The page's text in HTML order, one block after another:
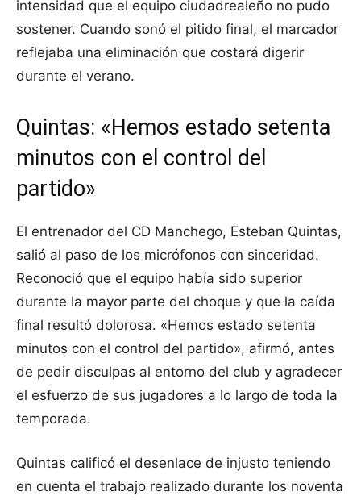
intensidad que el equipo ciudadrealeño no pudo
sostener. Cuando sonó el pitido final, el marcador
reflejaba una eliminación que costará digerir
durante el verano.
Quintas: «Hemos estado setenta
minutos con el control del
partido»
El entrenador del CD Manchego, Esteban Quintas,
salió al paso de los micrófonos con sinceridad.
Reconoció que el equipo había sido superior
durante la mayor parte del choque y que la caída
final resultó dolorosa. «Hemos estado setenta
minutos con el control del partido», afirmó, antes
de pedir disculpas al entorno del club y agradecer
el esfuerzo de sus jugadores a lo largo de toda la
temporada.
Quintas calificó el desenlace de injusto teniendo
en cuenta el trabajo realizado durante los noventa